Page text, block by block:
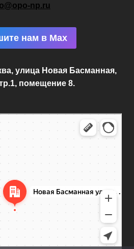
np.ru
нам в Max
улица Новая Басманная,
помещение 8.